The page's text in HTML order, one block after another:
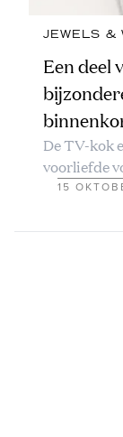
JEWELS &
Een deel
De TV-kok
voorliefde
15